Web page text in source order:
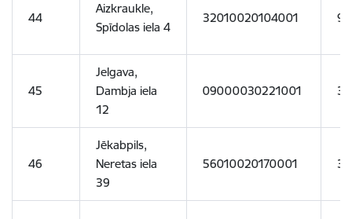
44
Aizkraukle,
Spīdolas iela 4
32010020104001
45
Jelgava,
Dambja iela
12
09000030221001
46
Jēkabpils,
Neretas iela
39
56010020170001